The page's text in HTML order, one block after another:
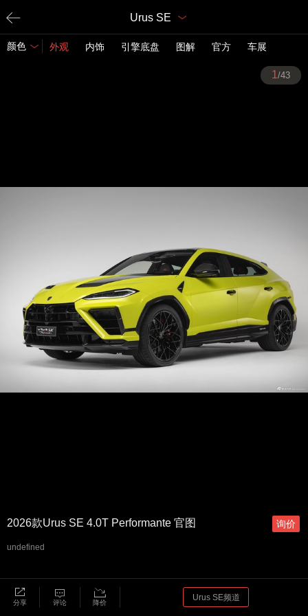
Urus SE
颜色 外观 内饰 引擎底盘 图解 官方 车展
1/43
2026款Urus SE 4.0T Performante 官图
undefined
分享 评论 降价
Urus SE频道
询价